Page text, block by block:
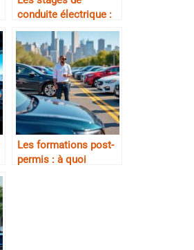
conduite électrique :
nouvelles sensations
Les formations post-
permis : à quoi